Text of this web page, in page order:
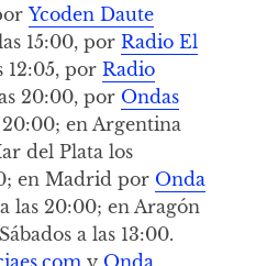
Ycoden Daute
15:00, por Radio El
12:05, por Radio
20:00, por Ondas
en Argentina
del Plata los
en Madrid por Onda
las 20:00; en Aragón
a las 13:00.